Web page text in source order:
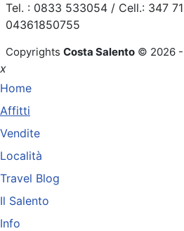
Tel. : 0833 533054 / Cell.: 347
04361850755
Copyrights Costa Salento © 2026
x
Home
Affitti
Vendite
Località
Travel Blog
Il Salento
Info